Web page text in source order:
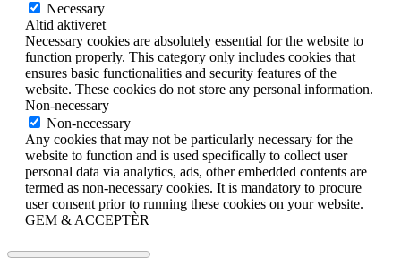
Necessary
Altid aktiveret
Necessary cookies are absolutely essential for the website to
function properly. This category only includes cookies that
ensures basic functionalities and security features of the
website. These cookies do not store any personal information.
Non-necessary
Non-necessary
Any cookies that may not be particularly necessary for the
website to function and is used specifically to collect user
personal data via analytics, ads, other embedded contents are
termed as non-necessary cookies. It is mandatory to procure
user consent prior to running these cookies on your website.
GEM & ACCEPTÈR